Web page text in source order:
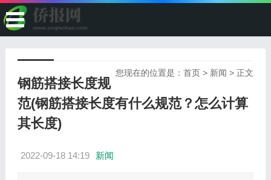
您现在的位置是：首页 > 新闻 > 正文
钢筋搭接长度规
范(钢筋搭接长度有什么规范？怎么计算
其长度)
2022-09-18 14:19 新闻